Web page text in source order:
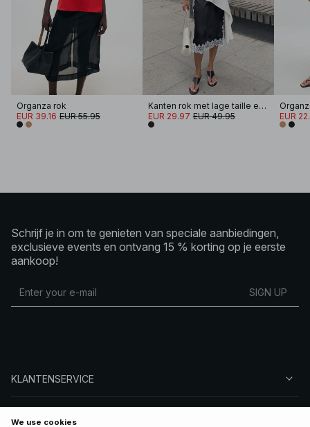
Organza rok
EUR 39.16 EUR 55.95
Kanten rok met lage taille en geschulpte rand
EUR 29.97 EUR 49.95
EUR
Schrijf je in om te genieten van speciale aanbiedingen,
exclusieve events en ontvang 15 % korting op je eerste
aankoop!
SIGN UP
KLANTENSERVICE